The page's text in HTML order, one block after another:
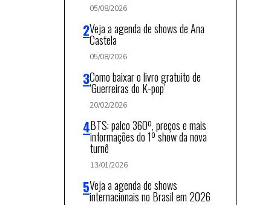
05/08/2026
Veja a agenda de shows de Ana
Castela
05/08/2026
Como baixar o livro gratuito de
‘Guerreiras do K-pop’
20/02/2026
BTS: palco 360º, preços e mais
informações do 1º show da nova
turnê
13/01/2026
Veja a agenda de shows
internacionais no Brasil em 2026